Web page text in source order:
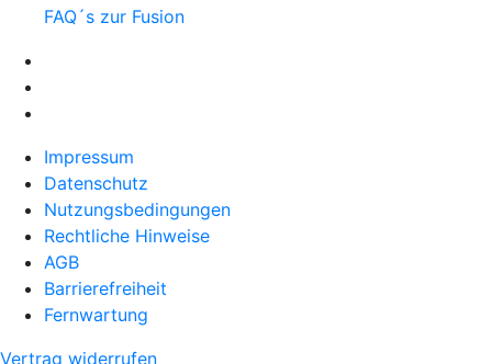
FAQ´s zur Fusion
Impressum
Datenschutz
Nutzungsbedingungen
Rechtliche Hinweise
AGB
Barrierefreiheit
Fernwartung
Vertrag widerrufen